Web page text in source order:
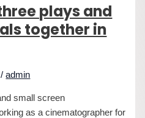
plays and
together in
/admin
small screen
as a cinematographer for